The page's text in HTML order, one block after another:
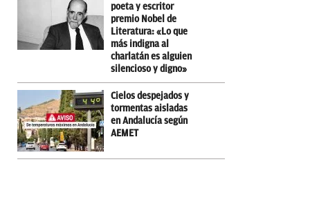
poeta y escritor
premio Nobel de
Literatura: «Lo que
más indigna al
charlatán es alguien
silencioso y digno»
Cielos despejados y
tormentas aisladas
en Andalucía según
AEMET